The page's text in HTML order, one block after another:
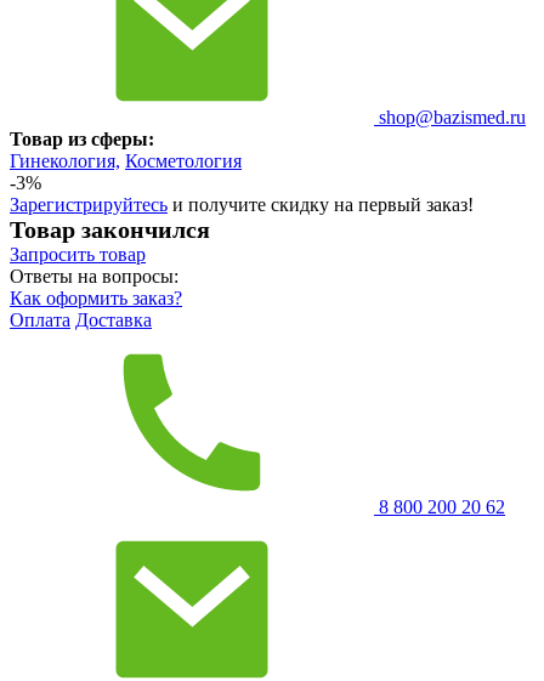
shop@bazismed.ru
Товар из сферы:
Гинекология, Косметология
-3%
Зарегистрируйтесь и получите скидку на первый заказ!
Товар закончился
Запросить товар
Ответы на вопросы:
Как оформить заказ?
Оплата Доставка
8 800 200 20 62